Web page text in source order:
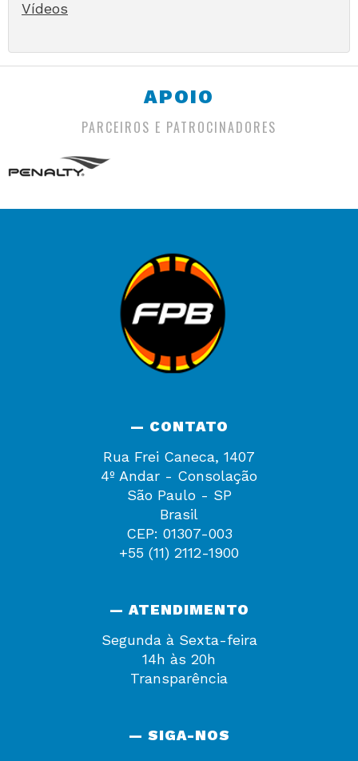
Vídeos
APOIO
PARCEIROS E PATROCINADORES
— CONTATO
Rua Frei Caneca, 1407
4º Andar - Consolação
São Paulo - SP
Brasil
CEP: 01307-003
+55 (11) 2112-1900
— ATENDIMENTO
Segunda à Sexta-feira
14h às 20h
Transparência
— SIGA-NOS